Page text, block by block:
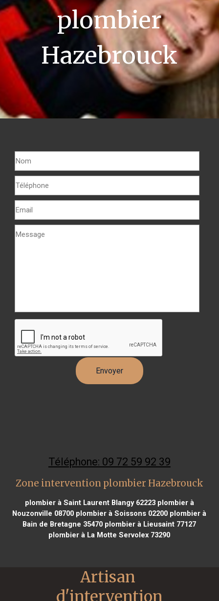
plombier
Hazebrouck
Téléphone: 09 72 59 92 39
Zone intervention plombier Hazebrouck
plombier à Saint Laurent Blangy 62223plombier à
Nouzonville 08700 plombier à Soissons 02200 plombier à
Bain de Bretagne 35470 plombier à Lieusaint 77127
plombier à La Motte Servolex 73290
Artisan
d'intervention